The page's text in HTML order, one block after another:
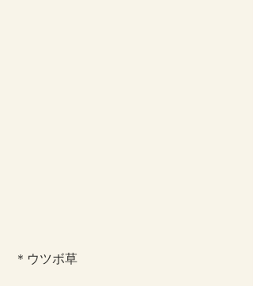
＊ウツボ草